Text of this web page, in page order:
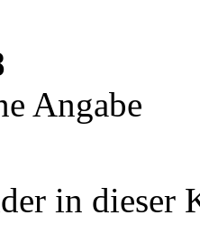
Angabe
in dieser